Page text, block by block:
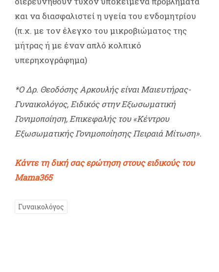
και να διασφαλιστεί η υγεία του ενδομητρίου
(π.χ. με τον έλεγχο του μικροβιώματος της
μήτρας ή με έναν απλό κολπικό
υπερηχογράφημα)
*O Δρ. Θεοδόσης Αρκουλής είναι Μαιευτήρας-
Γυναικολόγος, Ειδικός στην Εξωσωματική
Γονιμοποίηση, Επικεφαλής του «Κέντρου
Εξωσωματικής Γονιμοποίησης Πειραιά Μίτωση».
Κάντε τη δική σας ερώτηση στους ειδικούς του
Mama365
Γυναικολόγος